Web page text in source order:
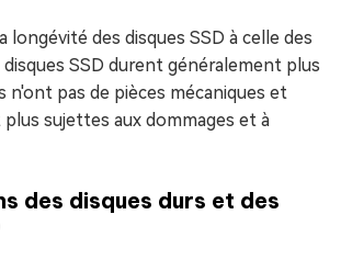
longévité des disques SSD à celle des
disques SSD durent généralement plus
n'ont pas de pièces mécaniques et
sujettes aux dommages et à
des disques durs et des